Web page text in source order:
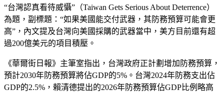
“台灣認真看待威懾”（Taiwan Gets Serious About Deterrence）
為題，副標題：“如果美國能交付武器，其防務預算可能會更
高”，內文提及台灣向美國採購的武器當中，美方目前還有超
過200億美元的項目積壓。
《華爾街日報》主筆室指出，台灣政府正計劃增加防務預算，
預計2030年防務預算將佔GDP的5%。台灣2024年防務支出佔
GDP的2.5%，賴清德提出的2026年防務預算佔GDP比例略高